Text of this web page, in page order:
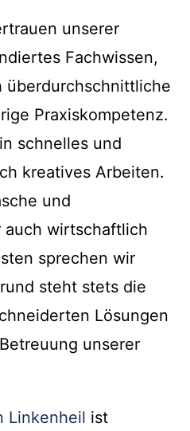
unserer
Fachwissen,
überdurchschnittliche
Praxiskompetenz.
schnelles und
kreatives Arbeiten.
und
auch wirtschaftlich
sprechen wir
steht stets die
Lösungen
unserer
Linkenheil ist